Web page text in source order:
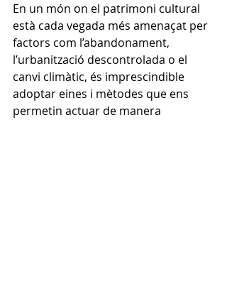
En un món on el patrimoni cultural
està cada vegada més amenaçat per
factors com l’abandonament,
l’urbanització descontrolada o el
canvi climàtic, és imprescindible
adoptar eines i mètodes que ens
permetin actuar de manera